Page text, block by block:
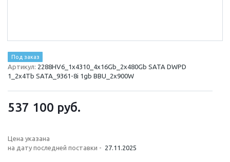
Под заказ
Артикул: 2288HV6_1x4310_4x16Gb_2x480Gb SATA DWPD
1_2x4Tb SATA_9361-8i 1gb BBU_2x900W
537 100 руб.
Цена указана
на дату последней поставки - 27.11.2025